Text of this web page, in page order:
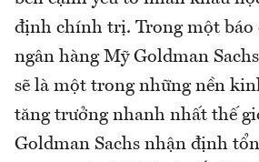
định chính trị. Trong một báo
ngân hàng Mỹ Goldman
sẽ là một trong những nền
tăng trưởng nhanh nhất thế
Goldman Sachs nhận định